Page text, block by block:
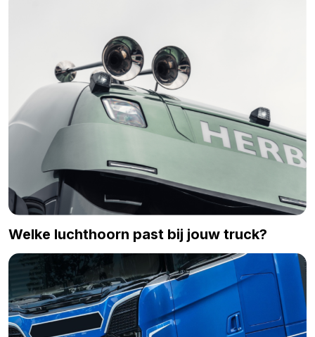
Welke luchthoorn past bij jouw truck?